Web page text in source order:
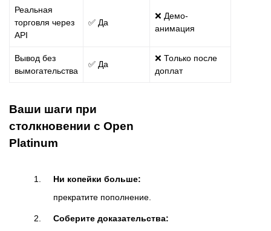
Реальная
торговля через
API
✅ Да
❌ Демо-
анимация
Вывод без
вымогательства
✅ Да
❌ Только после
доплат
Ваши шаги при
столкновении с Open
Platinum
Ни копейки больше:
прекратите пополнение.
Соберите доказательства: